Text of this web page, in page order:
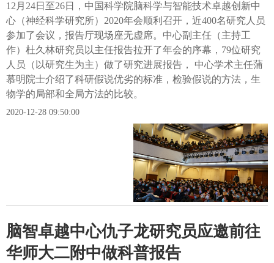
12月24日至26日，中国科学院脑科学与智能技术卓越创新中
心（神经科学研究所）2020年会顺利召开，近400名研究人员
参加了会议，报告厅现场座无虚席。中心副主任（主持工
作）杜久林研究员以主任报告拉开了年会的序幕，79位研究
人员（以研究生为主）做了研究进展报告， 中心学术主任蒲
慕明院士介绍了科研假说优劣的标准，检验假说的方法，生
物学的局部和全局方法的比较。
2020-12-28 09:50:00
脑智卓越中心仇子龙研究员应邀前往
华师大二附中做科普报告